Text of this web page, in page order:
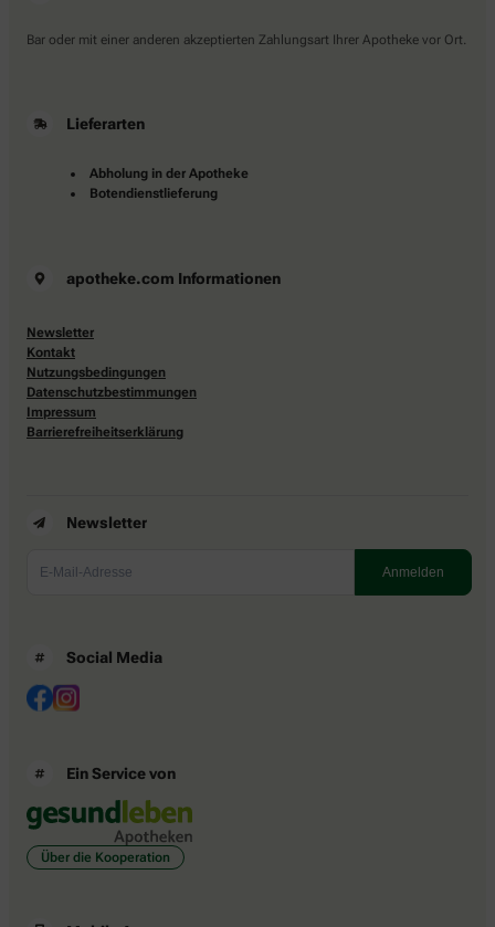
Bar oder mit einer anderen akzeptierten Zahlungsart Ihrer Apotheke vor Ort.
Lieferarten
Abholung in der Apotheke
Botendienstlieferung
apotheke.com Informationen
Newsletter
Kontakt
Nutzungsbedingungen
Datenschutzbestimmungen
Impressum
Barrierefreiheitserklärung
Newsletter
Social Media
Ein Service von
Über die Kooperation